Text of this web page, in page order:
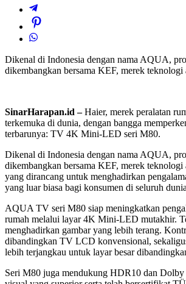
Dikenal di Indonesia dengan nama AQUA,
dikembangkan bersama KEF, merek teknologi
SinarHarapan.id –Haier, merek peralatan
terkemuka di dunia, dengan bangga
terbarunya: TV 4K Mini-LED seri M80.
Dikenal di Indonesia dengan nama AQUA,
dikembangkan bersama KEF, merek teknologi
yang dirancang untuk menghadirkan
yang luar biasa bagi konsumen di seluruh
AQUA TV seri M80 siap meningkatkan
rumah melalui layar 4K Mini-LED mutakhir.
menghadirkan gambar yang lebih terang.
dibandingkan TV LCD konvensional,
lebih terjangkau untuk layar besar
Seri M80 juga mendukung HDR10 dan